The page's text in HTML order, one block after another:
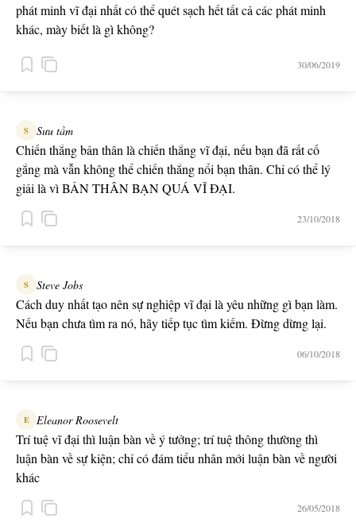
phát minh vĩ đại nhất có thể quét sạch hết tất cả các phát minh
khác, mày biết là gì không?
- Đó là cây chổi.
30/06/2019
S Sưu tầm
Chiến thắng bản thân là chiến thắng vĩ đại, nếu bạn đã rất cố
gắng mà vẫn không thể chiến thắng nổi bạn thân. Chỉ có thể lý
giải là vì BẢN THÂN BẠN QUÁ VĨ ĐẠI.
23/10/2018
S Steve Jobs
Cách duy nhất tạo nên sự nghiệp vĩ đại là yêu những gì bạn làm.
Nếu bạn chưa tìm ra nó, hãy tiếp tục tìm kiếm. Đừng dừng lại.
06/10/2018
E Eleanor Roosevelt
Trí tuệ vĩ đại thì luận bàn về ý tưởng; trí tuệ thông thường thì
luận bàn về sự kiện; chỉ có đám tiểu nhân mới luận bàn về người
khác
26/05/2018